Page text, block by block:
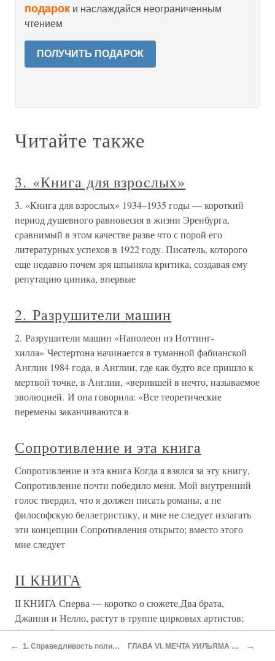
подарок и наслаждайся неограниченным
чтением
ПОЛУЧИТЬ ПОДАРОК
Читайте также
3. «Книга для взрослых»
3. «Книга для взрослых» 1934–1935 годы — короткий
период душевного равновесия в жизни Эренбурга,
сравнимый в этом качестве разве что с порой его
литературных успехов в 1922 году. Писатель, которого
еще недавно почем зря шпыняла критика, создавая ему
репутацию циника, впервые
2. Разрушители машин
2. Разрушители машин «Наполеон из Ноттинг-
хилла» Честертона начинается в туманной фабианской
Англии 1984 года, в Англии, где как будто все пришло к
мертвой точке, в Англии, «верившей в нечто, называемое
эволюцией. И она говорила: «Все теоретические
перемены заканчиваются в
Сопротивление и эта книга
Сопротивление и эта книга Когда я взялся за эту книгу,
Сопротивление почти победило меня. Мой внутренний
голос твердил, что я должен писать романы, а не
философскую беллетристику, и мне не следует излагать
эти концепции Сопротивления открыто; вместо этого
мне следует
II КНИГА
II КНИГА Сперва — коротко о сюжете.Два брата,
Джанни и Нелло, растут в труппе цирковых артистов;
бродячий цирк, во главе которого стоит их отец,
итальянец Бескапе, кочует по селениям и городкам
← 1. Справедливость политическая ГЛАВА VI. МЕЧТА УИЛЬЯМА МОРРИСА →